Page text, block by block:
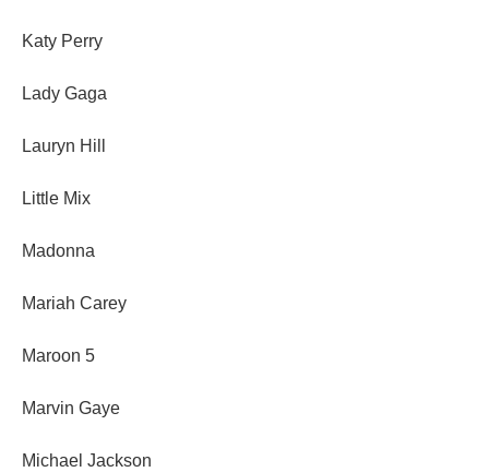
Katy Perry
Lady Gaga
Lauryn Hill
Little Mix
Madonna
Mariah Carey
Maroon 5
Marvin Gaye
Michael Jackson